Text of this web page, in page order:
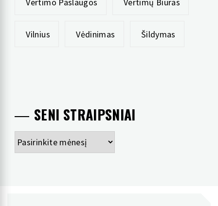
Vertimo Paslaugos Vertimų Biuras
Vilnius Vėdinimas Šildymas
SENI STRAIPSNIAI
Seni
straipsniai